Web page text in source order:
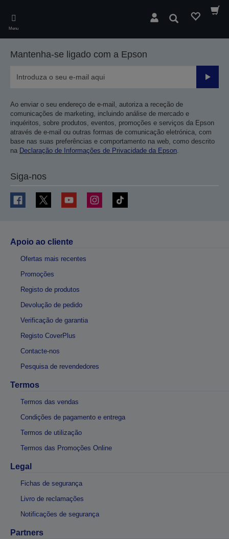
main
content
Menu
Pesquisar
Mantenha-se ligado com a Epson
Enviar
Ao enviar o seu endereço de e-mail, autoriza a receção de
comunicações de marketing, incluindo análise de mercado e
inquéritos, sobre produtos, eventos, promoções e serviços da Epson
através de e-mail ou outras formas de comunicação eletrónica, com
base nas suas preferências e comportamento na web, como descrito
na Declaração de Informações de Privacidade da Epson.
Siga-nos
Apoio ao cliente
Ofertas mais recentes
Promoções
Registo de produtos
Devolução de pedido
Verificação de garantia
Registo CoverPlus
Contacte-nos
Pesquisa de revendedores
Termos
Termos das vendas
Condições de pagamento e entrega
Termos de utilização
Termos das Promoções Online
Legal
Fichas de segurança
Livro de reclamações
Notificações de segurança
Partners